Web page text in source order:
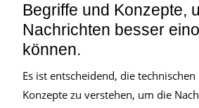
Begriffe und Konzepte,
Nachrichten besser
können.
Es ist entscheidend, die
Konzepte zu verstehen, um die